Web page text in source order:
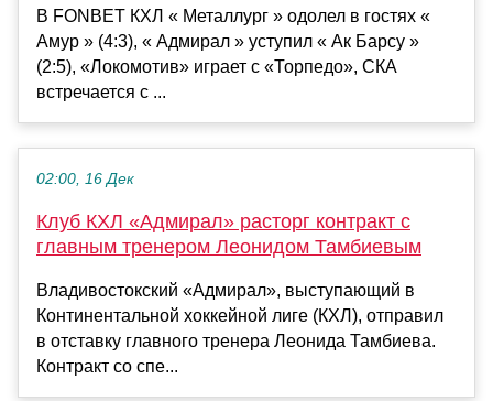
В FONBET КХЛ « Металлург » одолел в гостях «
Амур » (4:3), « Адмирал » уступил « Ак Барсу »
(2:5), «Локомотив» играет с «Торпедо», СКА
встречается с ...
02:00, 16 Дек
Клуб КХЛ «Адмирал» расторг контракт с
главным тренером Леонидом Тамбиевым
Владивостокский «Адмирал», выступающий в
Континентальной хоккейной лиге (КХЛ), отправил
в отставку главного тренера Леонида Тамбиева.
Контракт со спе...